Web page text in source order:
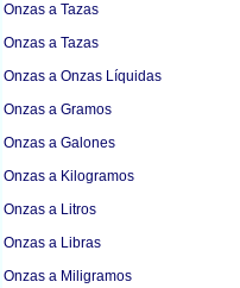
Onzas a Tazas
Onzas a Tazas
Onzas a Onzas Líquidas
Onzas a Gramos
Onzas a Galones
Onzas a Kilogramos
Onzas a Litros
Onzas a Libras
Onzas a Miligramos